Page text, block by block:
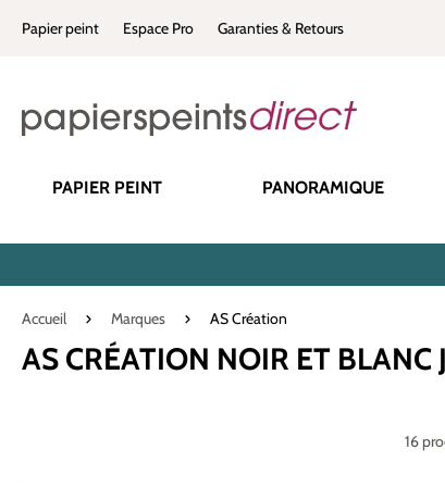
Passer à la navigation principale
Papier peint Espace Pro Garanties & Retours
PAPIER PEINT PANORAMIQUE
Accueil Marques AS Création
AS CRÉATION NOIR ET BLANC
16